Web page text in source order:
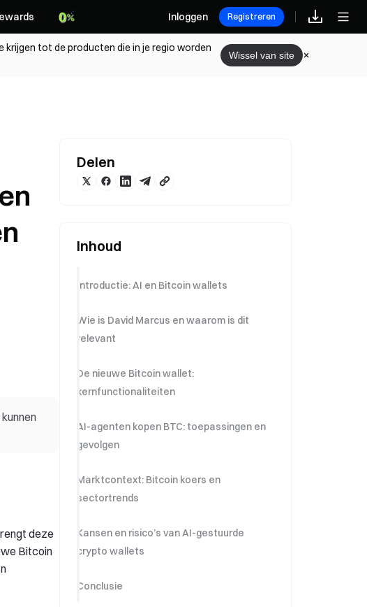
Inloggen Registreren
krijgen tot de producten die in je regio worden
Wissel van site
deze
Bitcoin
Delen
Inhoud
Introductie: AI en Bitcoin wallets
Wie is David Marcus en waarom is dit
relevant
De nieuwe Bitcoin wallet:
kernfunctionaliteiten
AI-agenten kopen BTC: toepassingen en
gevolgen
Marktcontext: Bitcoin koers en
sectortrends
Kansen en risico’s van AI-gestuurde
crypto wallets
Conclusie